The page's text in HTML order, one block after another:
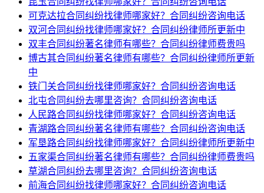
可克达拉合同纠纷找律师哪家好？合同纠纷咨询电话
双河合同纠纷找律师哪家好？合同纠纷律师所更新中
双丰合同纠纷著名律师有哪些？合同纠纷律师费贵吗
博古其合同纠纷著名律师有哪些？合同纠纷律师所更新
中
铁门关合同纠纷找律师哪家好？合同纠纷咨询电话
北屯合同纠纷去哪里咨询？合同纠纷咨询电话
人民路合同纠纷找律师哪家好？合同纠纷咨询电话
青湖路合同纠纷著名律师有哪些？合同纠纷咨询电话
军垦路合同纠纷找律师哪家好？合同纠纷律师所更新中
五家渠合同纠纷著名律师有哪些？合同纠纷律师费贵吗
草湖合同纠纷去哪里咨询？合同纠纷咨询电话
前海合同纠纷找律师哪家好？合同纠纷咨询电话